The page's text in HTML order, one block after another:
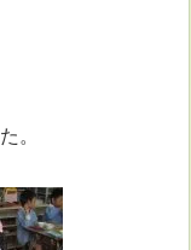
。